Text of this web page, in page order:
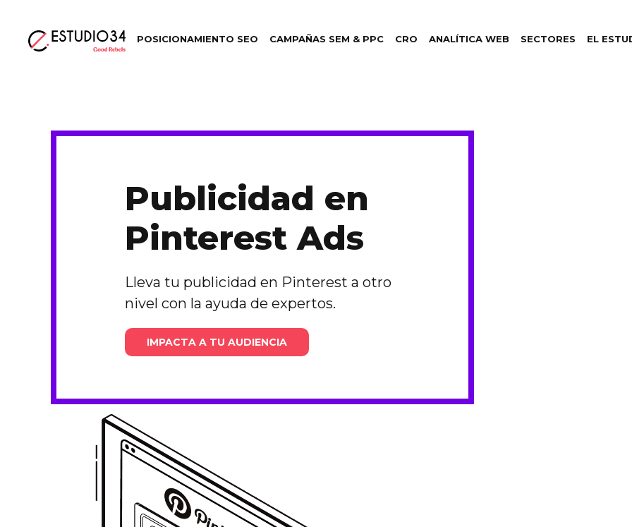
POSICIONAMIENTO SEO CAMPAÑAS SEM & PPC CRO ANALÍTICA WEB SECTORES EL
Publicidad en
Pinterest Ads
Lleva tu publicidad en Pinterest a otro
nivel con la ayuda de expertos.
IMPACTA A TU AUDIENCIA